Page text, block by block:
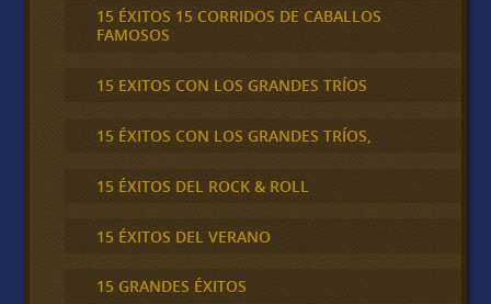
15 ÉXITOS 15 CORRIDOS DE CABALLOS
FAMOSOS
15 EXITOS CON LOS GRANDES TRÍOS
15 ÉXITOS CON LOS GRANDES TRÍOS,
15 ÉXITOS DEL ROCK & ROLL
15 ÉXITOS DEL VERANO
15 GRANDES ÉXITOS